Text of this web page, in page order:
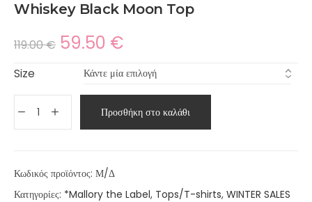
Whiskey Black Moon Top
119.00€ 59.50 €
Size
Προσθήκη στο καλάθι
Κωδικός προϊόντος: Μ/Δ
Κατηγορίες: *Mallory the Label, Tops/T-shirts, WINTER SALES